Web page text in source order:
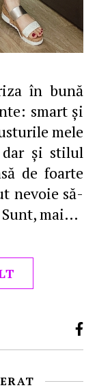
smart şi
mele
dar şi stilul
de foarte
nevoie să-
Sunt, mai…